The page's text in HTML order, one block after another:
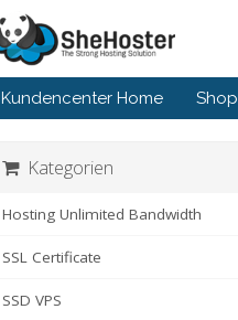
Kundencenter Home Shop
Kategorien
Hosting Unlimited Bandwidth
SSL Certificate
SSD VPS